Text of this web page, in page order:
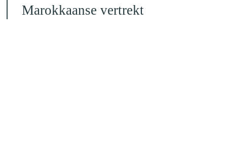
Marokkaanse vertrekt